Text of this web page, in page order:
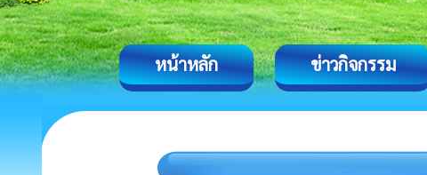
หน้าหลัก ข่าวกิจกรรม